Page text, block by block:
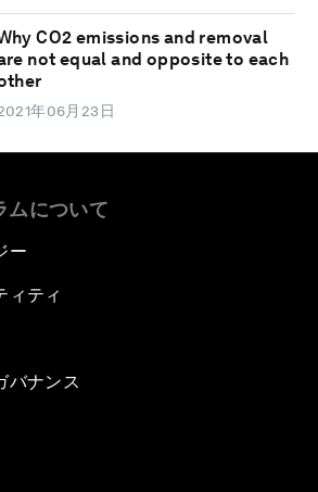
CO2 emissions and removal
not equal and opposite to each
年06月23日
ムについて
ー
ィティ
バナンス